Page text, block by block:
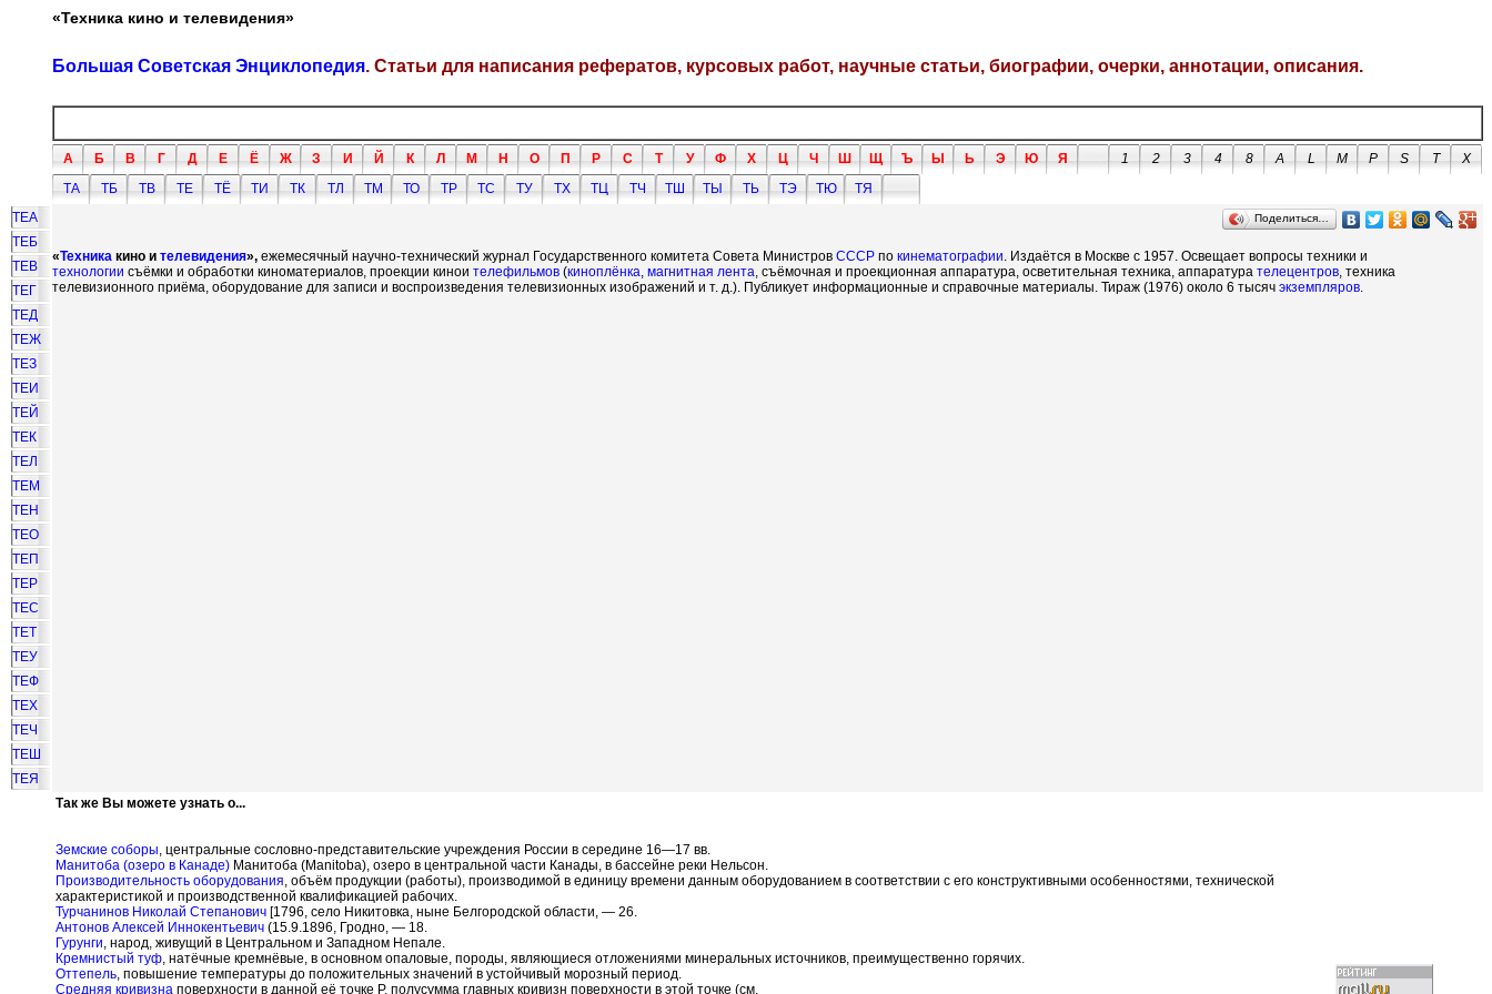
«Техника кино и телевидения»
Большая Советская Энциклопедия. Статьи для написания рефератов, курсовых работ, научные статьи, биографии, очерки, аннотации, описания.
А Б В Г Д Е Ё Ж З И Й К Л М Н О П Р С Т У Ф Х Ц Ч Ш Щ Ъ Ы Ь Э Ю Я 1 2 3 4 8 A L M P S T
X
ТА
ТБ ТВ ТЕ ТЁ ТИ ТК ТЛ ТМ ТО ТР ТС ТУ ТХ ТЦ ТЧ ТШ ТЫ ТЬ ТЭ ТЮ
ТЯ
ТЕА
ТЕБ
ТЕВ
ТЕГ
ТЕД
ТЕЖ
ТЕЗ
ТЕИ
ТЕЙ
ТЕК
ТЕЛ
ТЕМ
ТЕН
ТЕО
ТЕП
ТЕР
ТЕС
ТЕТ
ТЕУ
ТЕФ
ТЕХ
ТЕЧ
ТЕШ
ТЕЯ
Поделиться…
«Техника кино и телевидения», ежемесячный научно-технический журнал Государственного комитета Совета Министров СССР по кинематографии. Издаётся в Москве с 1957. Освещает вопросы техники и
технологии съёмки и обработки киноматериалов, проекции кинои телефильмов (киноплёнка, магнитная лента, съёмочная и проекционная аппаратура, осветительная техника, аппаратура телецентров, техника
телевизионного приёма, оборудование для записи и воспроизведения телевизионных изображений и т. д.). Публикует информационные и справочные материалы. Тираж (1976) около 6 тысяч экземпляров.
Так же Вы можете узнать о...
Земские соборы, центральные сословно-представительские учреждения России в середине 16—17 вв.
Манитоба (озеро в Канаде) Манитоба (Manitoba), озеро в центральной части Канады, в бассейне реки Нельсон.
Производительность оборудования, объём продукции (работы), производимой в единицу времени данным оборудованием в соответствии с его конструктивными особенностями, технической
характеристикой и производственной квалификацией рабочих.
Турчанинов Николай Степанович [1796, село Никитовка, ныне Белгородской области, — 26.
Антонов Алексей Иннокентьевич (15.9.1896, Гродно, — 18.
Гурунги, народ, живущий в Центральном и Западном Непале.
Кремнистый туф, натёчные кремнёвые, в основном опаловые, породы, являющиеся отложениями минеральных источников, преимущественно горячих.
Оттепель, повышение температуры до положительных значений в устойчивый морозный период.
Средняя кривизна поверхности в данной её точке Р, полусумма главных кривизн поверхности в этой точке (см.